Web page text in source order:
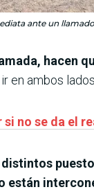
ante un
hacen
en ambos
no se da el
están